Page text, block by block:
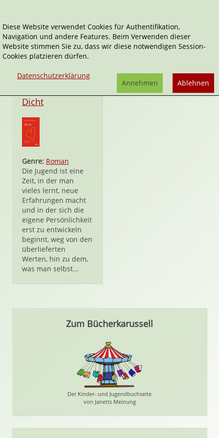
Stefanie Sargnagel
Dicht
Genre: Roman
Die Jugend ist eine
Zeit, in der man
vieles lernt, neue
Erfahrungen macht
und in der sich die
eigene Persönlichkeit
erst zu entwickeln
beginnt, weg von den
überlieferten
Werten, hin zu dem,
was man selbst...
Zum Bücherkarussell
Der Kinder- und Jugendbuchseite
von Janetts Meinung
Diese Website verwendet Cookies für Authentifikation,
Navigation und andere Features. Beim Verwenden dieser
Website stimmen Sie zu, dass wir diese notwendigen Session-
Cookies platzieren dürfen.
Datenschutzerklärung
Ablehnen
Annehmen